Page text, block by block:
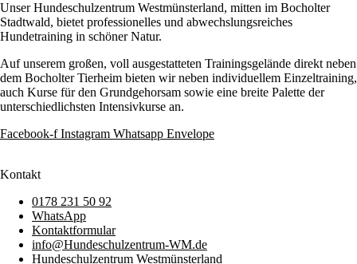
Unser Hundeschulzentrum Westmünsterland, mitten im Bocholter
Stadtwald, bietet professionelles und abwechslungsreiches
Hundetraining in schöner Natur.
Auf unserem großen, voll ausgestatteten Trainingsgelände direkt neben
dem Bocholter Tierheim bieten wir neben individuellem Einzeltraining,
auch Kurse für den Grundgehorsam sowie eine breite Palette der
unterschiedlichsten Intensivkurse an.
Facebook-f Instagram Whatsapp Envelope
Kontakt
0178 231 50 92
WhatsApp
Kontaktformular
info@Hundeschulzentrum-WM.de
Hundeschulzentrum Westmünsterland